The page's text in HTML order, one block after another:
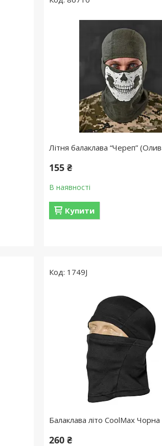
Літня балаклава “Череп”
155 ₴
В наявності
Купити
1749J
Балаклава літо CoolMax Чорна
260 ₴